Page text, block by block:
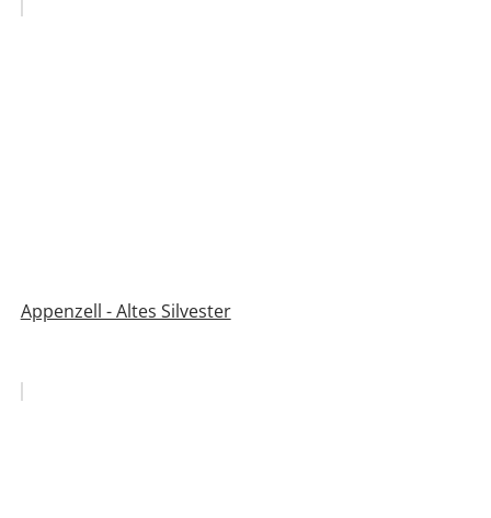
Appenzell - Altes Silvester